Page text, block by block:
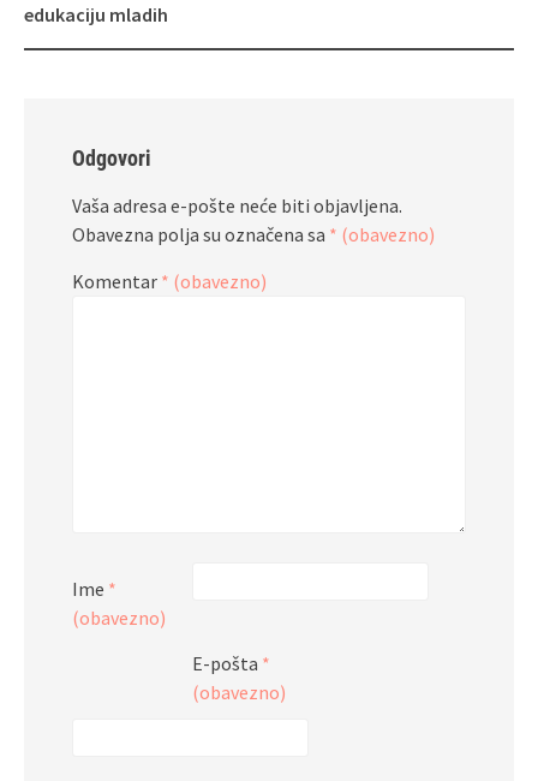
edukaciju mladih
Odgovori
Vaša adresa e-pošte neće biti objavljena.
Obavezna polja su označena sa * (obavezno)
Komentar * (obavezno)
Ime *
(obavezno)
E-pošta *
(obavezno)